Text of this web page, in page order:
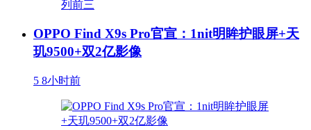
OPPO Find X9s Pro官宣：1nit明眸护眼屏+天
玑9500+双2亿影像
5 8小时前